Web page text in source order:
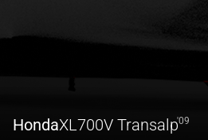
HondaXL700V Transalp'09